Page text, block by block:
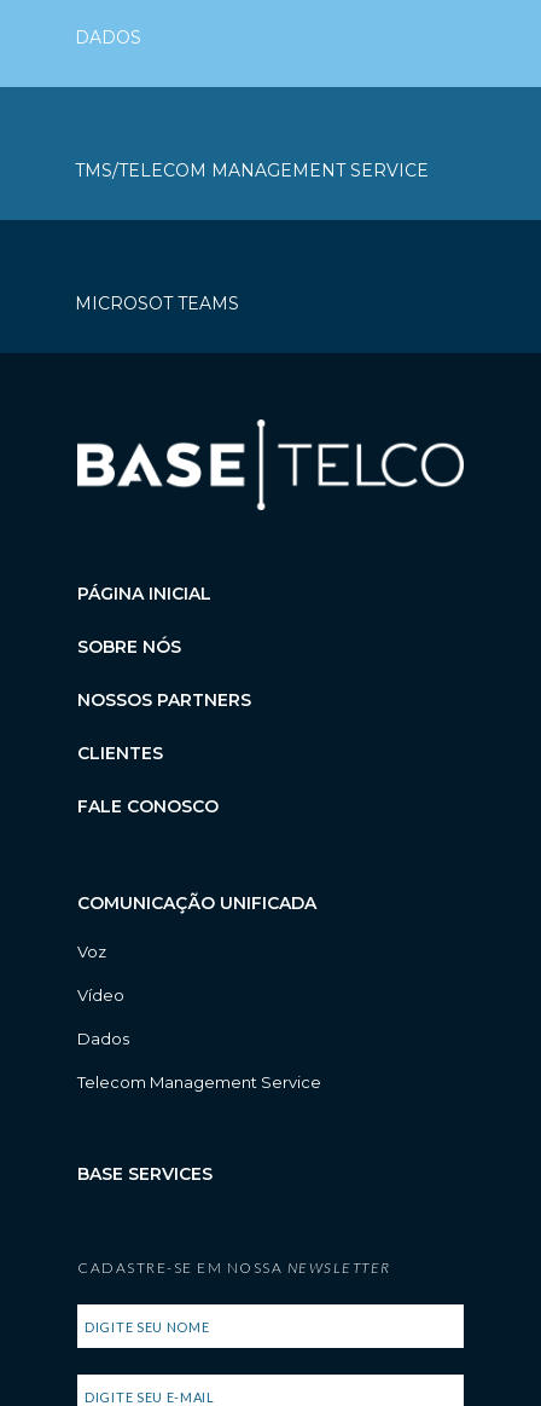
DADOS
TMS/TELECOM MANAGEMENT SERVICE
MICROSOT TEAMS
PÁGINA INICIAL
SOBRE NÓS
NOSSOS PARTNERS
CLIENTES
FALE CONOSCO
COMUNICAÇÃO UNIFICADA
Voz
Vídeo
Dados
Telecom Management Service
BASE SERVICES
CADASTRE-SE EM NOSSA NEWSLETTER